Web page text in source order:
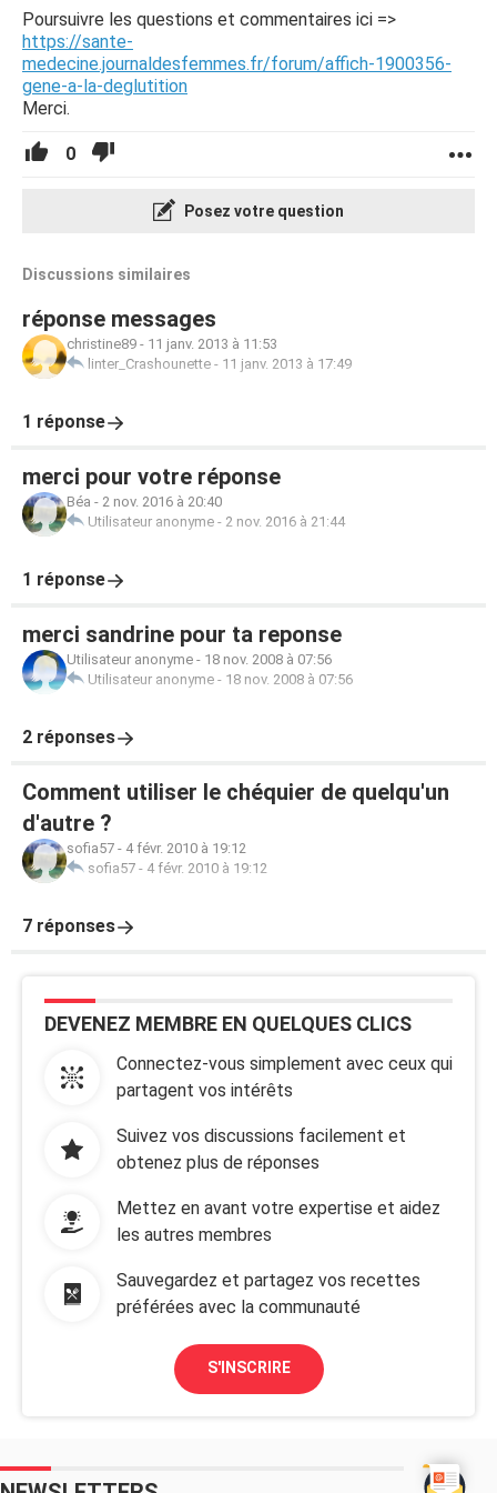
Poursuivre les questions et commentaires ici =>
https://sante-
medecine.journaldesfemmes.fr/forum/affich-1900356-
gene-a-la-deglutition
Merci.
0
Posez votre question
Discussions similaires
réponse messages
christine89 - 11 janv. 2013 à 11:53
linter_Crashounette - 11 janv. 2013 à 17:49
1 réponse
merci pour votre réponse
Béa - 2 nov. 2016 à 20:40
Utilisateur anonyme - 2 nov. 2016 à 21:44
1 réponse
merci sandrine pour ta reponse
Utilisateur anonyme - 18 nov. 2008 à 07:56
Utilisateur anonyme - 18 nov. 2008 à 07:56
2 réponses
Comment utiliser le chéquier de quelqu'un
d'autre ?
sofia57 - 4 févr. 2010 à 19:12
sofia57 - 4 févr. 2010 à 19:12
7 réponses
DEVENEZ MEMBRE EN QUELQUES CLICS
Connectez-vous simplement avec ceux qui
partagent vos intérêts
Suivez vos discussions facilement et
obtenez plus de réponses
Mettez en avant votre expertise et aidez
les autres membres
Sauvegardez et partagez vos recettes
préférées avec la communauté
S'INSCRIRE